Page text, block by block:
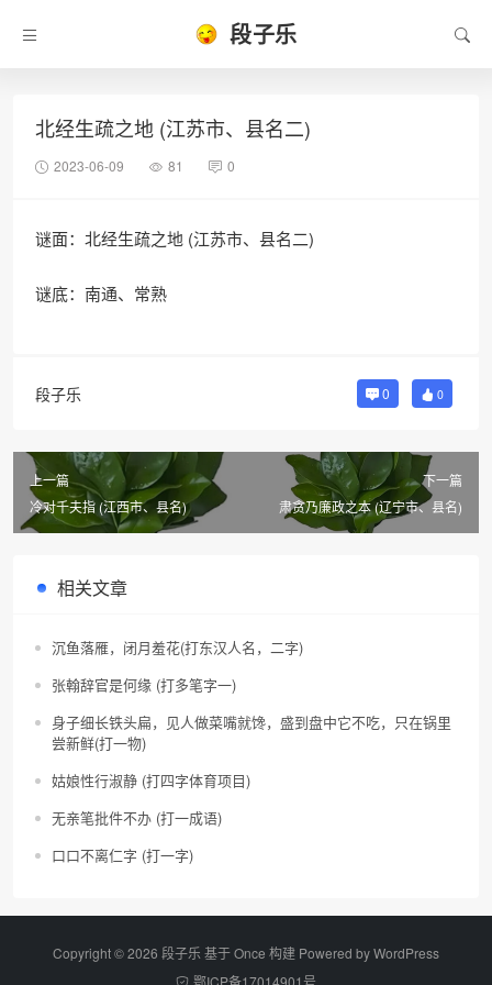
段子乐
北经生疏之地 (江苏市、县名二)
2023-06-09 81 0
谜面：北经生疏之地 (江苏市、县名二)
谜底：南通、常熟
段子乐 0 0
上一篇
冷对千夫指 (江西市、县名)
下一篇
肃贪乃廉政之本 (辽宁市、县名)
相关文章
沉鱼落雁，闭月羞花(打东汉人名，二字)
张翰辞官是何缘 (打多笔字一)
身子细长铁头扁，见人做菜嘴就馋，盛到盘中它不吃，只在锅里
尝新鲜(打一物)
姑娘性行淑静 (打四字体育项目)
无亲笔批件不办 (打一成语)
口口不离仁字 (打一字)
Copyright © 2026 段子乐 基于 Once 构建 Powered byWordPress
鄂ICP备17014901号